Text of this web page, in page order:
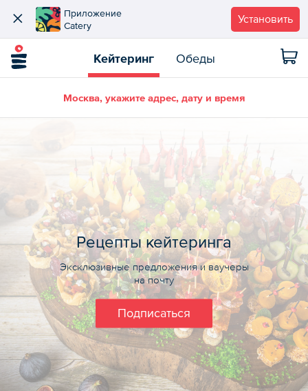
Приложение
Catery
Установить
Кейтеринг Обеды
Москва, укажите адрес, дату и время
Рецепты кейтеринга
Эксклюзивные предложения и ваучеры
на почту
Подписаться